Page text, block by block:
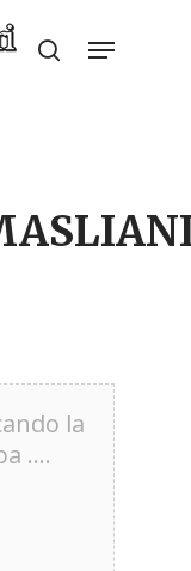
search
Menu
la
....